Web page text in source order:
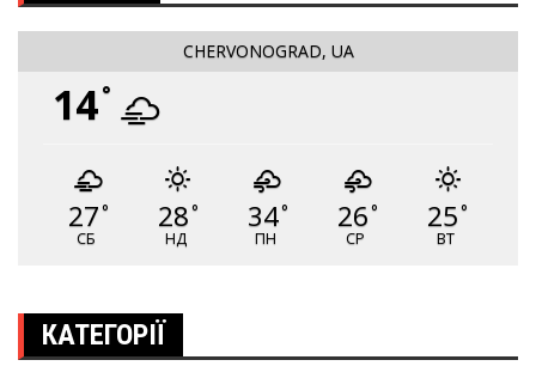
CHERVONOGRAD, UA
14°
27°
СБ
28°
НД
34°
ПН
26°
СР
25°
ВТ
КАТЕГОРІЇ